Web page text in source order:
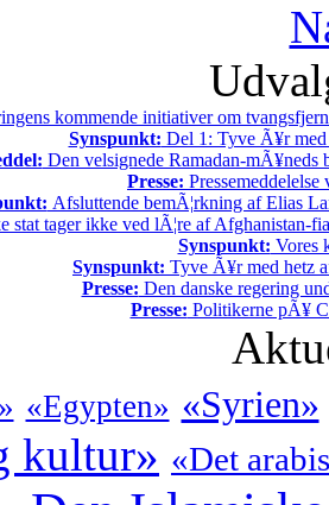
kommende initiativer om
Synspunkt: Del 1: Tyve Ã¥r med
Den velsignede Ramadan-mÃ¥neds
Presse:
Afsluttende bemÃ¦rkning af Elias
stat tager ikke ved lÃ¦re af Afghanistan-
Synspunkt: Vores
Synspunkt: Tyve Ã¥r med hetz
Presse: Den danske regering
Presse: Politikerne pÃ¥
«Egypten» «Syrien»
kultur» «Det